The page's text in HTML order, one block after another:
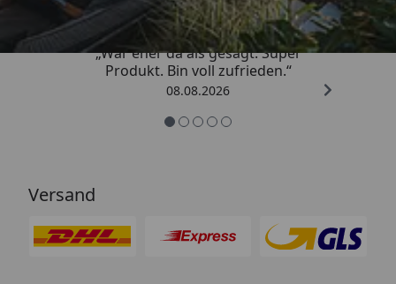
„War eher da als gesagt. Super
Produkt. Bin voll zufrieden.“
08.08.2026
Versand